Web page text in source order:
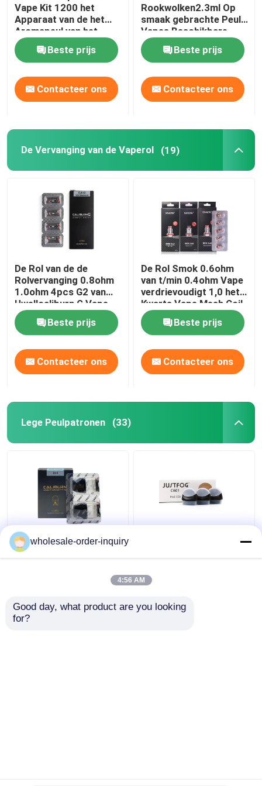
Vape Kit 1200 het
Apparaat van de het
Aromapeul van het
Rookwolken650mah
4ml FruitBeste prijs
Contacteer ons
Rookwolken2.3ml Op
smaak gebrachte Peul
Vapes Beschikbare
Yuoto Mini Box
Beste prijs
Contacteer ons
De Vervanging van de Vaperol (19)
De Rol van de de
Rolvervanging 0.8ohm
1.0ohm 4pcs G2 van
Uwellcaliburn G Vape
Beste prijs
Contacteer ons
De Rol Smok 0.6ohm
van t/min 0.4ohm Vape
verdrievoudigt 1,0 het
Kwarts Vape Mesh Coil
Replacement van
Ohmsc 1.2ohm
Beste prijs
Contacteer ons
Lege Peulpatronen (33)
Lege de Peulpatronen
van Uwellcaliburn G2
C601 1.7ml van
Peulpatronen
wholesale-order-inquiry
4:56 AM
Good day, what product are you looking
for?